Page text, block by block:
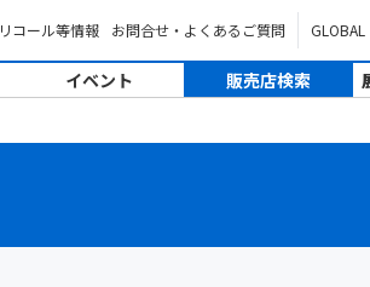
リコール等情報 お問合せ・よくあるご質問 GLOBAL
イベント 販売店検索